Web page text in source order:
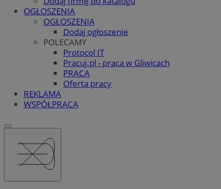
OGŁOSZENIA
OGŁOSZENIA
Dodaj ogłoszenie
POLECAMY
Protocol IT
Pracuj.pl - praca w Gliwicach
PRACA
Oferta pracy
REKLAMA
WSPÓŁPRACA